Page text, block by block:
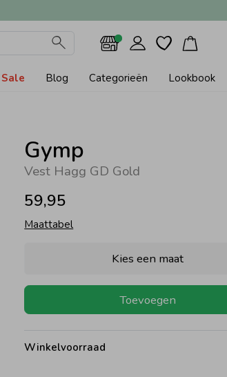
Sale Blog Categorieën Lookbook
Gymp
Vest Hagg GD Gold
59,95
Maattabel
Kies een maat
Toevoegen
Winkelvoorraad